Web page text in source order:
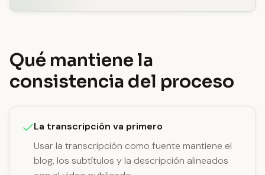
Qué mantiene la
consistencia del proceso
La transcripción va primero
Usar la transcripción como fuente mantiene el
blog, los subtítulos y la descripción alineados